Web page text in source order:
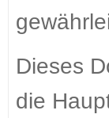
Dieses
die